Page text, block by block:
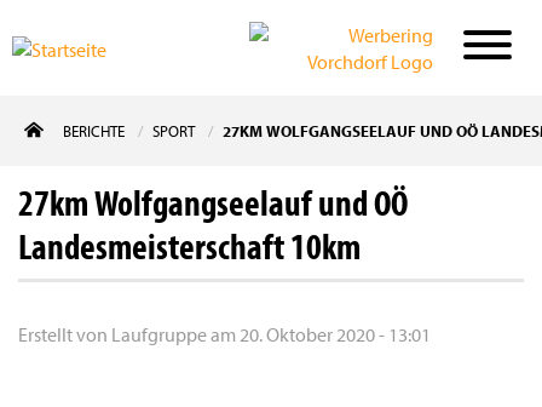
zum
BERICHTE SPORT 27KM WOLFGANGSEELAUF UND OÖ
27km Wolfgangseelauf und OÖ
Landesmeisterschaft 10km
Erstellt von Laufgruppeam 20. Oktober 2020 - 13:01